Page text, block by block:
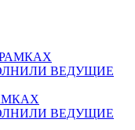
ВЕДУЩИЕ